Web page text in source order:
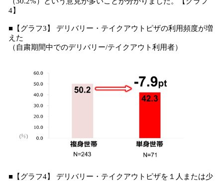
4】
■【グラフ3】 デリバリー・テイクアウトピザの利用頻度が増
えた
（自粛期間中でのデリバリー/テイクアウト利用者）
■【グラフ4】 デリバリー・テイクアウトピザを１人または少